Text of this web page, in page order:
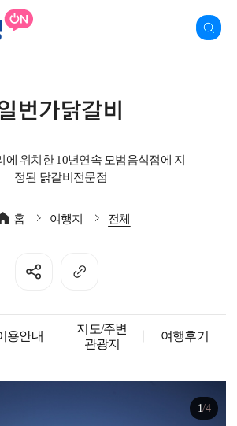
번가닭갈비
에 위치한 10년연속 모범음식점에 지
정된 닭갈비전문점
홈 여행지 전체
용안내
지도/주변
관광지
여행후기
1/4